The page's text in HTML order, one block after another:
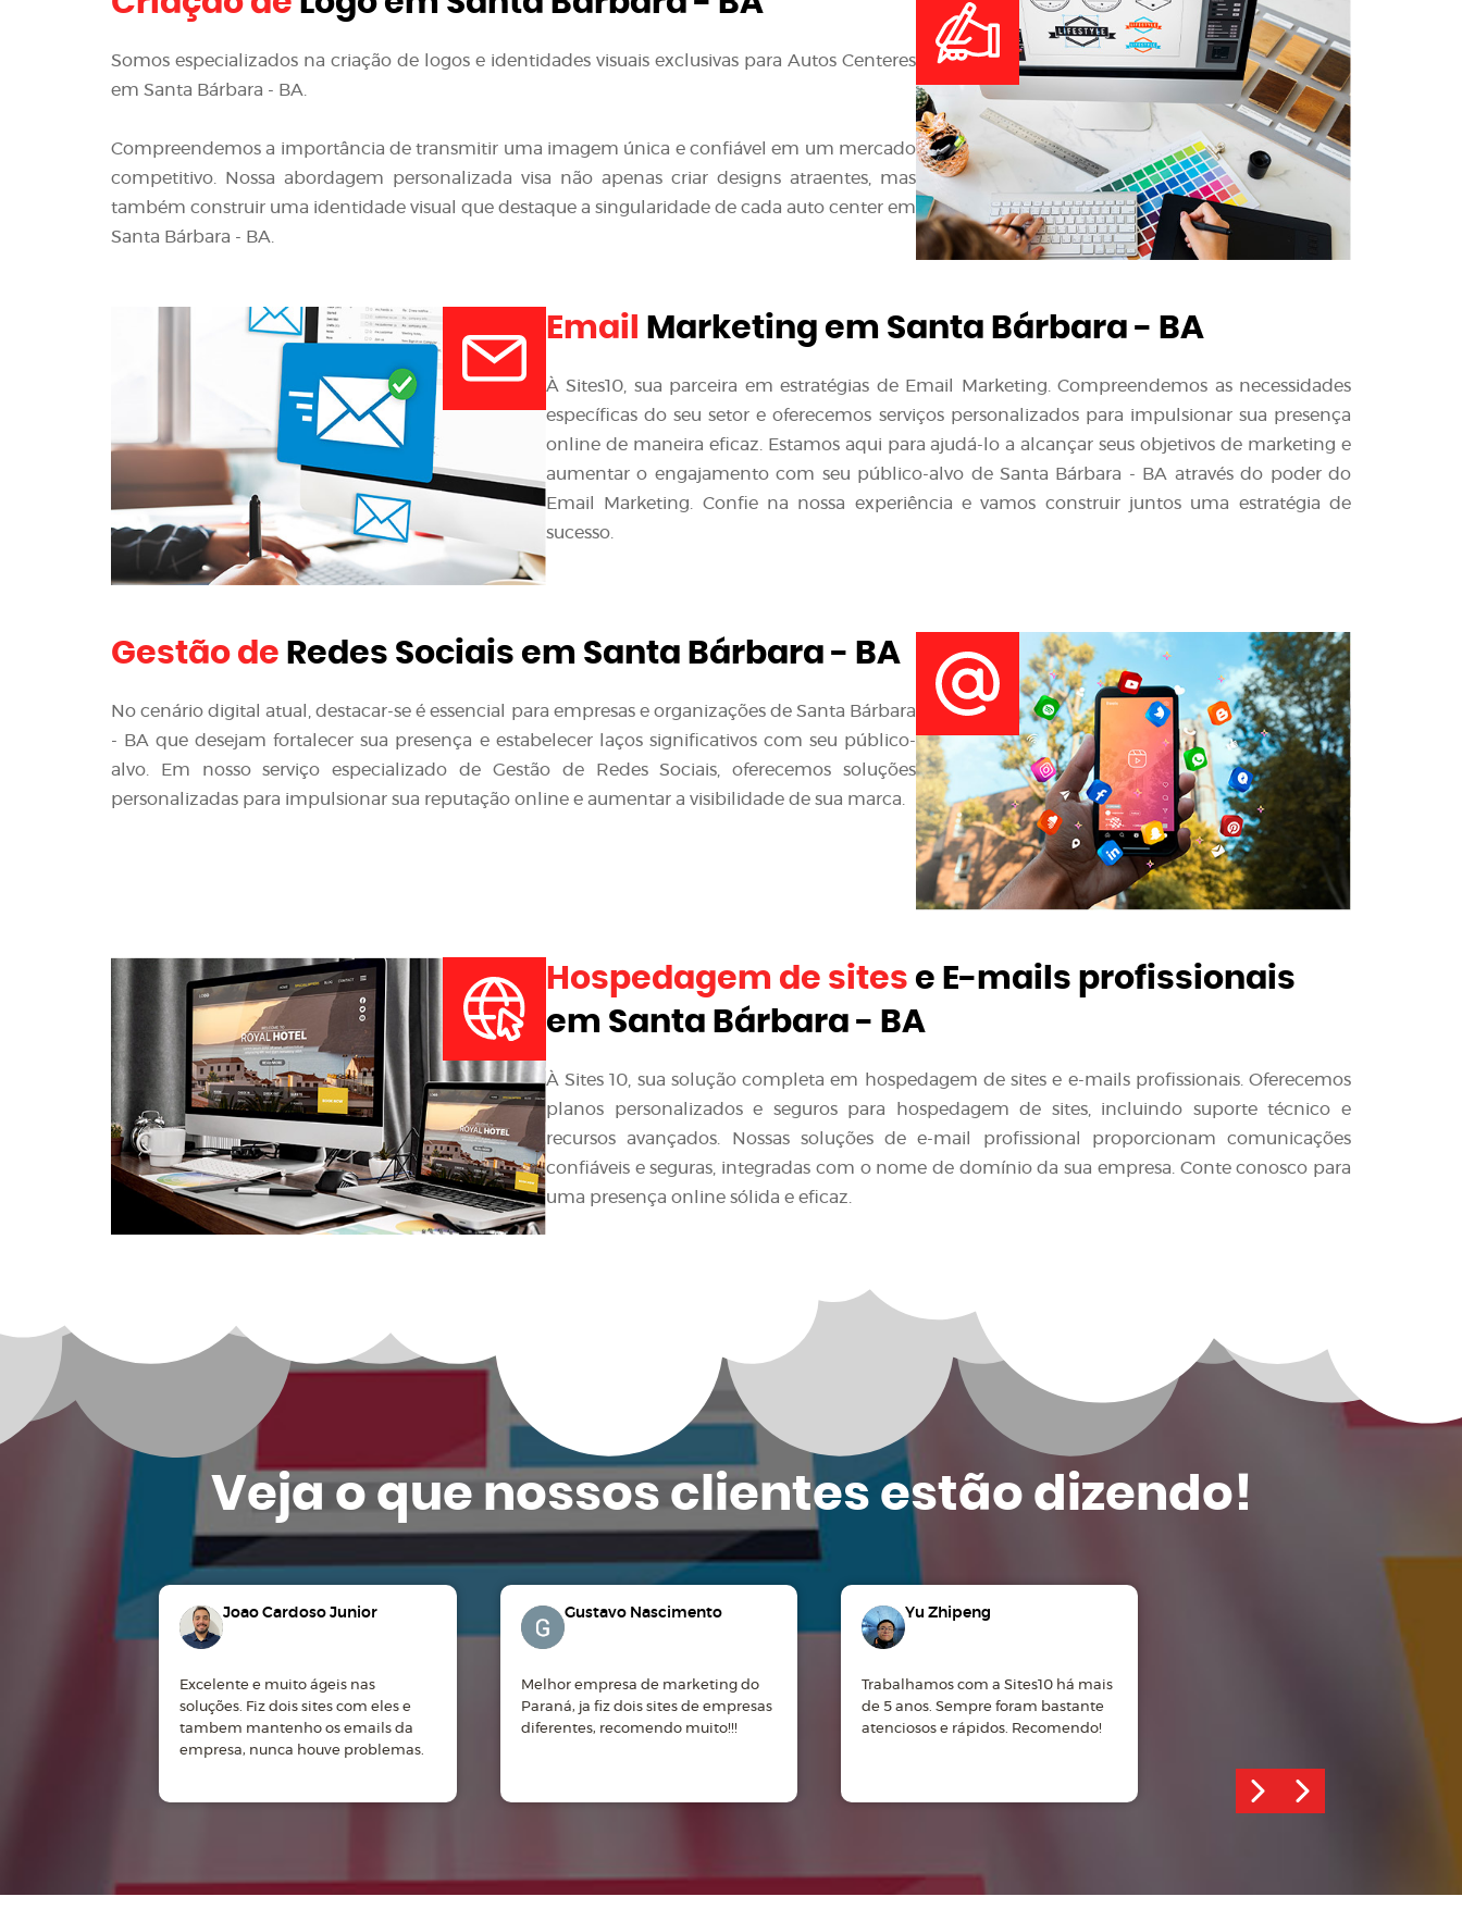
Somos especializados na criação de logos e identidades visuais exclusivas para Autos Centeres
em Santa Bárbara - BA.
Compreendemos a importância de transmitir uma imagem única e confiável em um mercado
competitivo. Nossa abordagem personalizada visa não apenas criar designs atraentes, mas
também construir uma identidade visual que destaque a singularidade de cada auto center em
Santa Bárbara - BA.
Email Marketing em Santa Bárbara - BA
À Sites10, sua parceira em estratégias de Email Marketing. Compreendemos as necessidades
específicas do seu setor e oferecemos serviços personalizados para impulsionar sua presença
online de maneira eficaz. Estamos aqui para ajudá-lo a alcançar seus objetivos de marketing e
aumentar o engajamento com seu público-alvo de Santa Bárbara - BA através do poder do
Email Marketing. Confie na nossa experiência e vamos construir juntos uma estratégia de
sucesso.
Gestão de Redes Sociais em Santa Bárbara - BA
No cenário digital atual, destacar-se é essencial para empresas e organizações de Santa Bárbara
- BA que desejam fortalecer sua presença e estabelecer laços significativos com seu público-
alvo. Em nosso serviço especializado de Gestão de Redes Sociais, oferecemos soluções
personalizadas para impulsionar sua reputação online e aumentar a visibilidade de sua marca.
Hospedagem de sites e E-mails profissionais
em Santa Bárbara - BA
À Sites 10, sua solução completa em hospedagem de sites e e-mails profissionais. Oferecemos
planos personalizados e seguros para hospedagem de sites, incluindo suporte técnico e
recursos avançados. Nossas soluções de e-mail profissional proporcionam comunicações
confiáveis e seguras, integradas com o nome de domínio da sua empresa. Conte conosco para
uma presença online sólida e eficaz.
Veja o que nossos clientes estão dizendo!
Joao Cardoso Junior
Excelente e muito ágeis nas
soluções. Fiz dois sites com eles e
tambem mantenho os emails da
empresa, nunca houve problemas.
Gustavo Nascimento
Melhor empresa de marketing do
Paraná, ja fiz dois sites de empresas
diferentes, recomendo muito!!!
Yu Zhipeng
Trabalhamos com a Sites10 há mais
de 5 anos. Sempre foram bastante
atenciosos e rápidos. Recomendo!